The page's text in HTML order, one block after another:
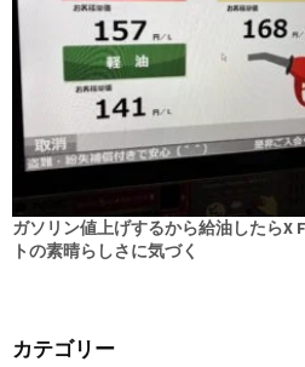
ガソリン値上げするから給油したらX
トの素晴らしさに気づく
カテゴリー